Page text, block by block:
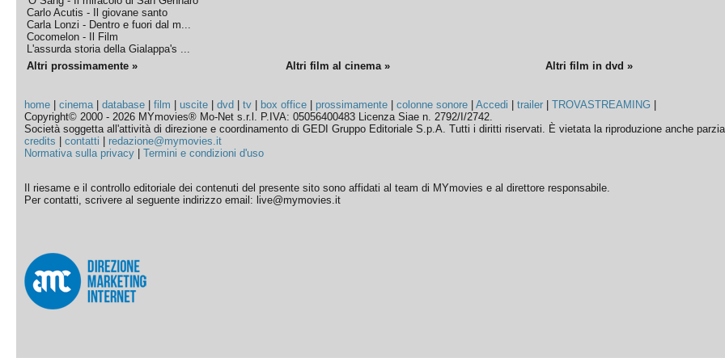
Carlo Acutis - Il giovane santo
Carla Lonzi - Dentro e fuori dal m...
Cocomelon - Il Film
L'assurda storia della Gialappa's ...
Altri prossimamente » Altri film al cinema » Altri film in dvd »
home |cinema|database |film |uscite |dvd |tv box office prossimamente |colonne sonore |Accedi |trailer |TROVASTREAMING
Copyright© 2000 - 2026 MYmovies® Mo-Net s.r.l. P.IVA: 05056400483 Licenza Siae n. 2792/I/2742.
Società soggetta all'attività di direzione e coordinamento di GEDI Gruppo Editoriale S.p.A. Tutti i diritti riservati. È vietata la riproduzione anche
credits |contatti
redazione@mymovies.it
Normativa sulla privacy |Termini e condizioni d'uso
Il riesame e il controllo editoriale dei contenuti del presente sito sono affidati al team di MYmovies e al direttore responsabile.
Per contatti, scrivere al seguente indirizzo email: live@mymovies.it